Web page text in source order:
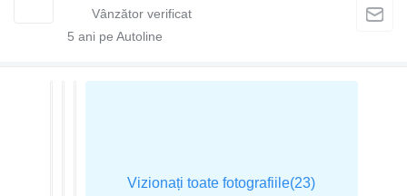
5 ani pe Autoline